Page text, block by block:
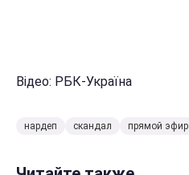
Відео: РБК-Україна
нардеп скандал прямой эфир